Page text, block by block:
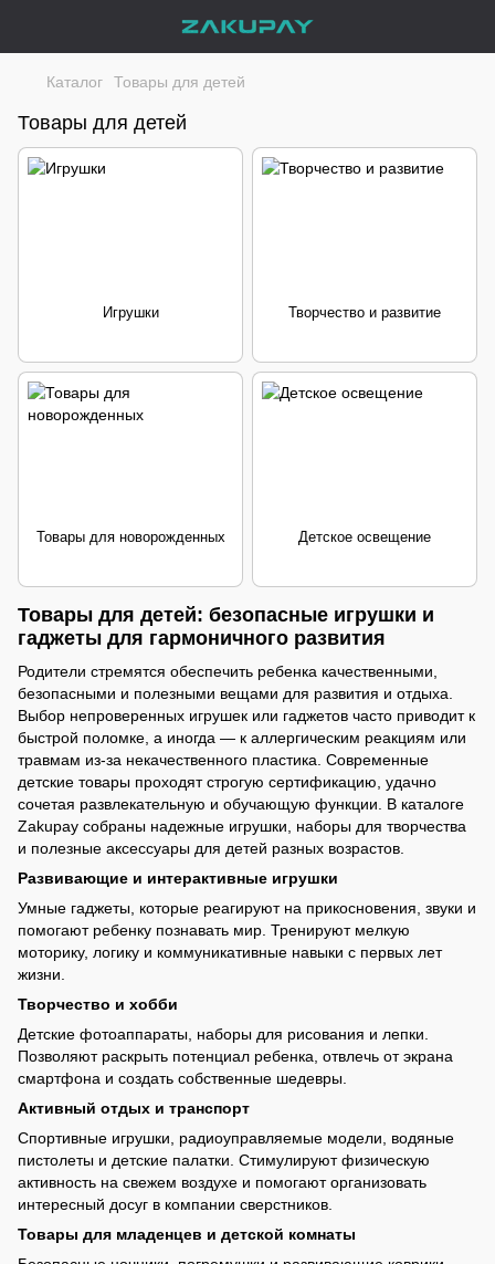
Каталог Товары для детей
Товары для детей
Товары для детей: безопасные игрушки и
гаджеты для гармоничного развития
Родители стремятся обеспечить ребенка качественными,
безопасными и полезными вещами для развития и отдыха.
Выбор непроверенных игрушек или гаджетов часто приводит к
быстрой поломке, а иногда — к аллергическим реакциям или
травмам из-за некачественного пластика. Современные
детские товары проходят строгую сертификацию, удачно
сочетая развлекательную и обучающую функции. В каталоге
Zakupay собраны надежные игрушки, наборы для творчества
и полезные аксессуары для детей разных возрастов.
Развивающие и интерактивные игрушки
Умные гаджеты, которые реагируют на прикосновения, звуки и
помогают ребенку познавать мир. Тренируют мелкую
моторику, логику и коммуникативные навыки с первых лет
жизни.
Творчество и хобби
Детские фотоаппараты, наборы для рисования и лепки.
Позволяют раскрыть потенциал ребенка, отвлечь от экрана
смартфона и создать собственные шедевры.
Активный отдых и транспорт
Спортивные игрушки, радиоуправляемые модели, водяные
пистолеты и детские палатки. Стимулируют физическую
активность на свежем воздухе и помогают организовать
интересный досуг в компании сверстников.
Товары для младенцев и детской комнаты
Игрушки Творчество и развитие
Товары для новорожденных Детское освещение